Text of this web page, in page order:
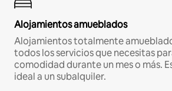
Alojamientos amueblados
Alojamientos totalmente
todos los servicios que necesitas
comodidad durante un mes o más.
ideal a un subalquiler.